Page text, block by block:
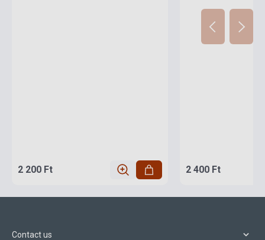
2 200 Ft 2 400 Ft
Contact us